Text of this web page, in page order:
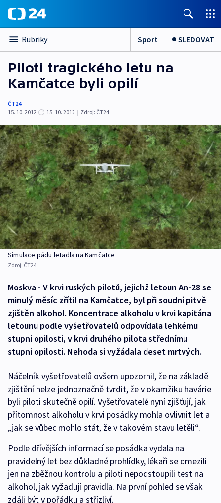
Rubriky Sport SLEDOVAT
Piloti tragického letu na
Kamčatce byli opilí
ČT24
15. 10. 2012
15. 10. 2012 | Zdroj: ČT24
Simulace pádu letadla na Kamčatce
Zdroj: ČT24
Moskva - V krvi ruských pilotů, jejichž letoun An-28 se
minulý měsíc zřítil na Kamčatce, byl při soudní pitvě
zjištěn alkohol. Koncentrace alkoholu v krvi kapitána
letounu podle vyšetřovatelů odpovídala lehkému
stupni opilosti, v krvi druhého pilota střednímu
stupni opilosti. Nehoda si vyžádala deset mrtvých.
Náčelník vyšetřovatelů ovšem upozornil, že na základě
zjištění nelze jednoznačně tvrdit, že v okamžiku havárie
byli piloti skutečně opilí. Vyšetřovatelé nyní zjišťují, jak
přítomnost alkoholu v krvi posádky mohla ovlivnit let a
„jak se vůbec mohlo stát, že v takovém stavu letěli“.
Podle dřívějších informací se posádka vydala na
pravidelný let bez důkladné prohlídky, lékaři se omezili
jen na zběžnou kontrolu a piloti nepodstoupili test na
alkohol, jak vyžadují pravidla. Na první pohled se však
zdáli být v pořádku a střízliví.